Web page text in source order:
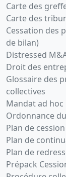
Carte des
Carte des
Cessation des
de bilan)
Distressed
Droit des
Glossaire des
collectives
Mandat ad hoc
Ordonnance
Plan de cession
Plan de
Plan de
Prépack